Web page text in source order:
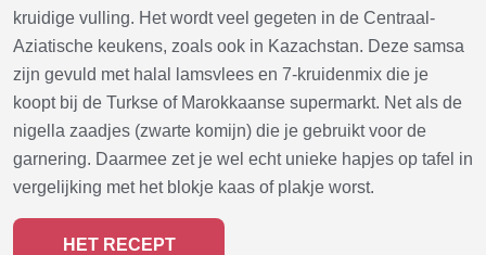
kruidige vulling. Het wordt veel gegeten in de Centraal-
Aziatische keukens, zoals ook in Kazachstan. Deze samsa
zijn gevuld met halal lamsvlees en 7-kruidenmix die je
koopt bij de Turkse of Marokkaanse supermarkt. Net als de
nigella zaadjes (zwarte komijn) die je gebruikt voor de
garnering. Daarmee zet je wel echt unieke hapjes op tafel in
vergelijking met het blokje kaas of plakje worst.
HET RECEPT